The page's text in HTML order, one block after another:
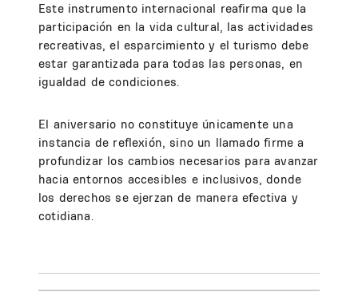
Este instrumento internacional reafirma que la
participación en la vida cultural, las actividades
recreativas, el esparcimiento y el turismo debe
estar garantizada para todas las personas, en
igualdad de condiciones.
El aniversario no constituye únicamente una
instancia de reflexión, sino un llamado firme a
profundizar los cambios necesarios para avanzar
hacia entornos accesibles e inclusivos, donde
los derechos se ejerzan de manera efectiva y
cotidiana.